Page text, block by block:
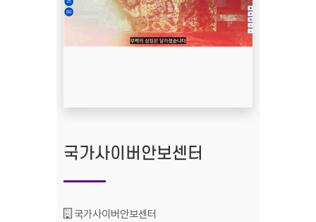
국가사이버안보센터
기관명 :
국가사이버안보센터